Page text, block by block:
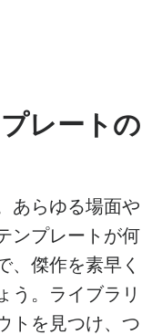
レートの
あらゆる場面や
ンプレートが何
、傑作を素早く
う。ライブラリ
トを見つけ、つ